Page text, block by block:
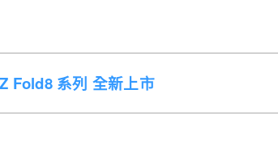
Fold8 系列 全新上市